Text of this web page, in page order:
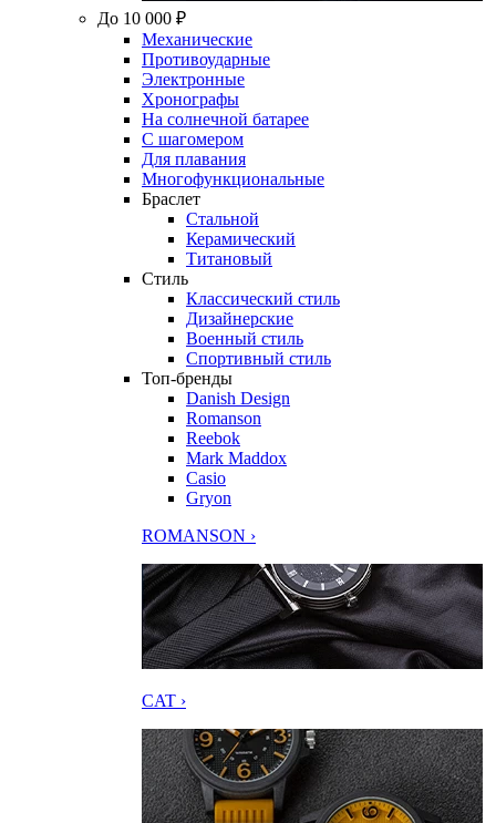
До 10 000 ₽
Механические
Противоударные
Электронные
Хронографы
На солнечной батарее
С шагомером
Для плавания
Многофункциональные
Браслет
Стальной
Керамический
Титановый
Стиль
Классический стиль
Дизайнерские
Военный стиль
Спортивный стиль
Топ-бренды
Danish Design
Romanson
Reebok
Mark Maddox
Casio
Gryon
ROMANSON ›
CAT ›